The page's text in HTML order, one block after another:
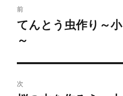
稿
ナ
ビ
ゲ
前
過
去
投
稿:
てんとう虫作り～
～
次